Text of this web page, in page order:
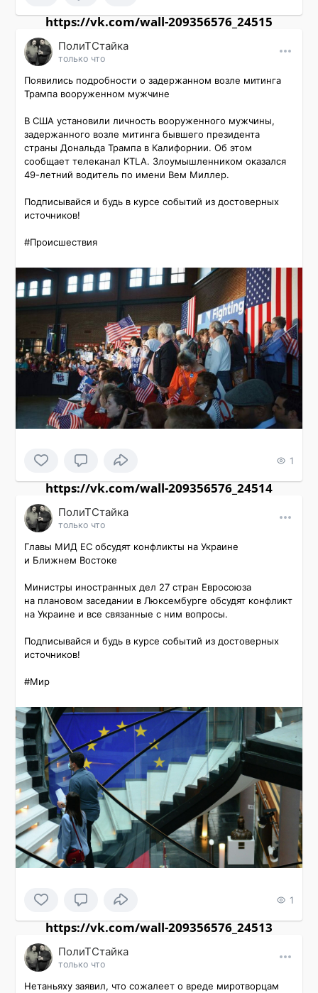
https://vk.com/wall-209356576_24515
ПолиТСтайка
только что
Появились подробности о задержанном возле митинга
Трампа вооруженном мужчине
В США установили личность вооруженного мужчины,
задержанного возле митинга бывшего президента
страны Дональда Трампа в Калифорнии. Об этом
сообщает телеканал KTLA. Злоумышленником оказался
49-летний водитель по имени Вем Миллер.
Подписывайся и будь в курсе событий из достоверных
источников!
#Происшествия
1
https://vk.com/wall-209356576_24514
ПолиТСтайка
только что
Главы МИД ЕС обсудят конфликты на Украине
и Ближнем Востоке
Министры иностранных дел 27 стран Евросоюза
на плановом заседании в Люксембурге обсудят конфликт
на Украине и все связанные с ним вопросы.
Подписывайся и будь в курсе событий из достоверных
источников!
#Мир
1
https://vk.com/wall-209356576_24513
ПолиТСтайка
только что
Нетаньяху заявил, что сожалеет о вреде миротворцам